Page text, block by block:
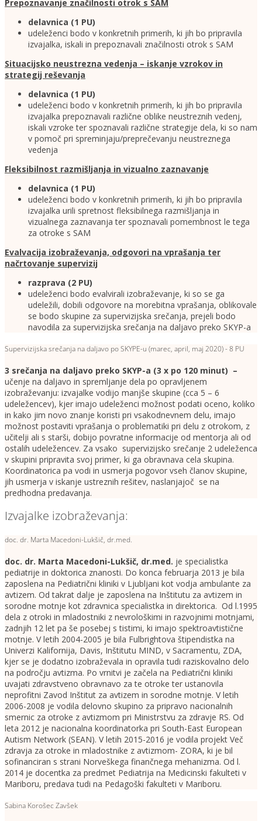
Prepoznavanje značilnosti otrok s SAM
delavnica (1 PU)
udeleženci bodo v konkretnih primerih, ki jih bo pripravila
izvajalka, iskali in prepoznavali značilnosti otrok s SAM
Situacijsko neustrezna vedenja – iskanje vzrokov in
strategij reševanja
delavnica (1 PU)
udeleženci bodo v konkretnih primerih, ki jih bo pripravila
izvajalka prepoznavali različne oblike neustreznih vedenj,
iskali vzroke ter spoznavali različne strategije dela, ki so nam
v pomoč pri spreminjaju/preprečevanju neustreznega
vedenja
Fleksibilnost razmišljanja in vizualno zaznavanje
delavnica (1 PU)
udeleženci bodo v konkretnih primerih, ki jih bo pripravila
izvajalka urili spretnost fleksibilnega razmišljanja in
vizualnega zaznavanja ter spoznavali pomembnost le tega
za otroke s SAM
Evalvacija izobraževanja, odgovori na vprašanja ter
načrtovanje supervizij
razprava (2 PU)
udeleženci bodo evalvirali izobraževanje, ki so se ga
udeležili, dobili odgovore na morebitna vprašanja, oblikovale
se bodo skupine za supervizijska srečanja, prejeli bodo
navodila za supervizijska srečanja na daljavo preko SKYP-a
Supervizijska srečanja na daljavo po SKYPE-u (marec, april, maj 2020) - 8 PU
3 srečanja na daljavo preko SKYP-a (3 x po 120 minut) –
učenje na daljavo in spremljanje dela po opravljenem
izobraževanju: izvajalke vodijo manjše skupine (cca 5 – 6
udeležencev), kjer imajo udeleženci možnost podati oceno, koliko
in kako jim novo znanje koristi pri vsakodnevnem delu, imajo
možnost postaviti vprašanja o problematiki pri delu z otrokom, z
učitelji ali s starši, dobijo povratne informacije od mentorja ali od
ostalih udeležencev. Za vsako supervizijsko srečanje 2 udeleženca
v skupini pripravita svoj primer, ki ga obravnava cela skupina.
Koordinatorica pa vodi in usmerja pogovor vseh članov skupine,
jih usmerja v iskanje ustreznih rešitev, naslanjajoč se na
predhodna predavanja.
Izvajalke izobraževanja:
doc. dr. Marta Macedoni-Lukšič, dr.med.
doc. dr. Marta Macedoni-Lukšič, dr.med. je specialistka
pediatrije in doktorica znanosti. Do konca februarja 2013 je bila
zaposlena na Pediatrični kliniki v Ljubljani kot vodja ambulante za
avtizem. Od takrat dalje je zaposlena na Inštitutu za avtizem in
sorodne motnje kot zdravnica specialistka in direktorica. Od l.1995
dela z otroki in mladostniki z nevrološkimi in razvojnimi motnjami,
zadnjih 12 let pa še posebej s tistimi, ki imajo spektroavtistične
motnje. V letih 2004-2005 je bila Fulbrightova štipendistka na
Univerzi Kalifornija, Davis, Inštitutu MIND, v Sacramentu, ZDA,
kjer se je dodatno izobraževala in opravila tudi raziskovalno delo
na področju avtizma. Po vrnitvi je začela na Pediatrični kliniki
uvajati zdravstveno obravnavo za te otroke ter ustanovila
neprofitni Zavod Inštitut za avtizem in sorodne motnje. V letih
2006-2008 je vodila delovno skupino za pripravo nacionalnih
smernic za otroke z avtizmom pri Ministrstvu za zdravje RS. Od
leta 2012 je nacionalna koordinatorka pri South-East European
Autism Network (SEAN). V letih 2015-2016 je vodila projekt Več
zdravja za otroke in mladostnike z avtizmom- ZORA, ki je bil
sofinanciran s strani Norveškega finančnega mehanizma. Od l.
2014 je docentka za predmet Pediatrija na Medicinski fakulteti v
Mariboru, predava tudi na Pedagoški fakulteti v Mariboru.
Sabina Korošec Zavšek